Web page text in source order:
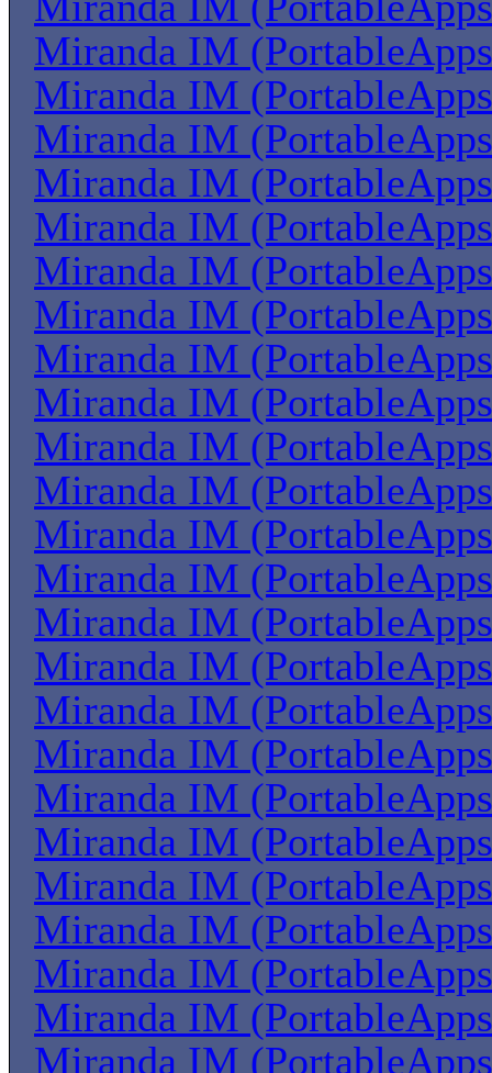
Miranda IM
Miranda IM
Miranda IM
Miranda IM
Miranda IM
Miranda IM
Miranda IM
Miranda IM
Miranda IM
Miranda IM
Miranda IM
Miranda IM
Miranda IM
Miranda IM
Miranda IM
Miranda IM
Miranda IM
Miranda IM
Miranda IM
Miranda IM
Miranda IM
Miranda IM
Miranda IM
Miranda IM